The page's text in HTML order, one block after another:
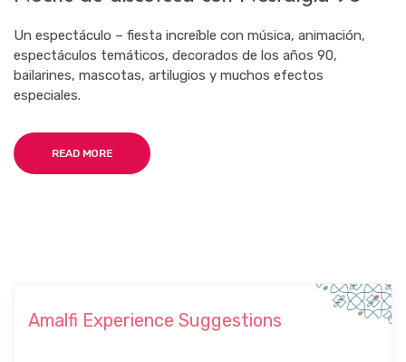
Un espectáculo – fiesta increíble con música, animación,
espectáculos temáticos, decorados de los años 90,
bailarines, mascotas, artilugios y muchos efectos
especiales.
READ MORE
Amalfi Experience Suggestions